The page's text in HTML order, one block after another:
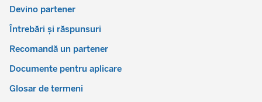
Devino partener
Întrebări și răspunsuri
Recomandă un partener
Documente pentru aplicare
Glosar de termeni